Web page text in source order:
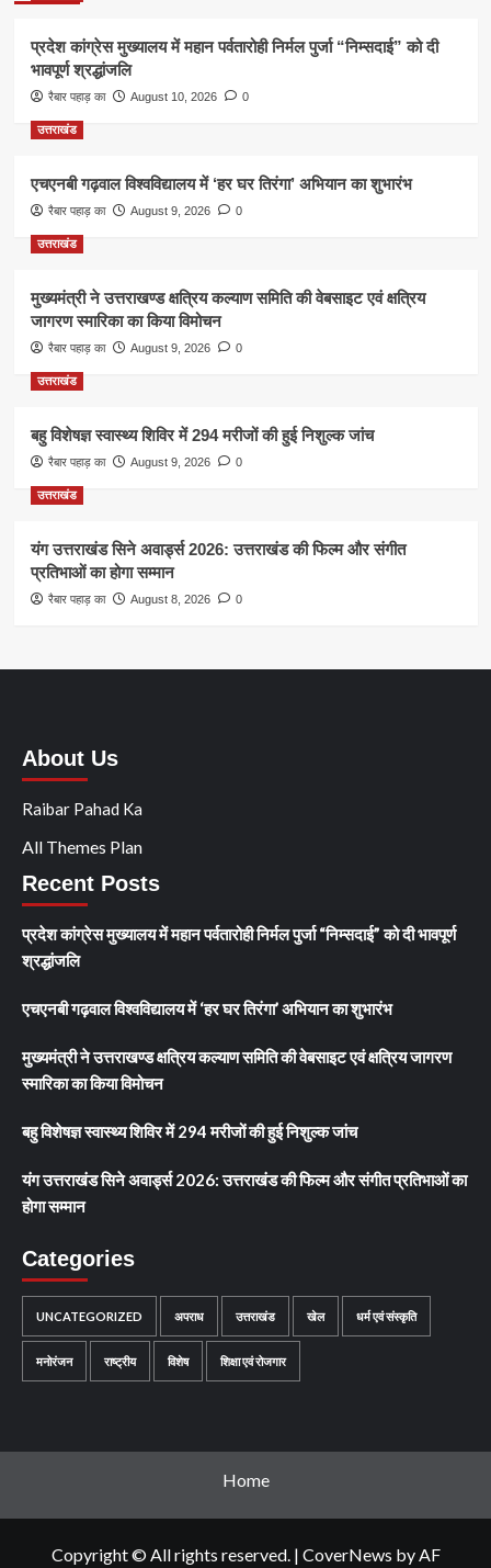
प्रदेश कांग्रेस मुख्यालय में महान पर्वतारोही निर्मल पुर्जा “निम्सदाई” को दी
भावपूर्ण श्रद्धांजलि
रैबार पहाड़ का August 10, 2026 0
उत्तराखंड
एचएनबी गढ़वाल विश्वविद्यालय में ‘हर घर तिरंगा’ अभियान का शुभारंभ
रैबार पहाड़ का August 9, 2026 0
उत्तराखंड
मुख्यमंत्री ने उत्तराखण्ड क्षत्रिय कल्याण समिति की वेबसाइट एवं क्षत्रिय
जागरण स्मारिका का किया विमोचन
रैबार पहाड़ का August 9, 2026 0
उत्तराखंड
बहु विशेषज्ञ स्वास्थ्य शिविर में 294 मरीजों की हुई निशुल्क जांच
रैबार पहाड़ का August 9, 2026 0
उत्तराखंड
यंग उत्तराखंड सिने अवार्ड्स 2026: उत्तराखंड की फिल्म और संगीत
प्रतिभाओं का होगा सम्मान
रैबार पहाड़ का August 8, 2026 0
About Us
Raibar Pahad Ka
All Themes Plan
Recent Posts
प्रदेश कांग्रेस मुख्यालय में महान पर्वतारोही निर्मल पुर्जा “निम्सदाई” को दी भावपूर्ण
श्रद्धांजलि
एचएनबी गढ़वाल विश्वविद्यालय में ‘हर घर तिरंगा’ अभियान का शुभारंभ
मुख्यमंत्री ने उत्तराखण्ड क्षत्रिय कल्याण समिति की वेबसाइट एवं क्षत्रिय जागरण
स्मारिका का किया विमोचन
बहु विशेषज्ञ स्वास्थ्य शिविर में 294 मरीजों की हुई निशुल्क जांच
यंग उत्तराखंड सिने अवार्ड्स 2026: उत्तराखंड की फिल्म और संगीत प्रतिभाओं का
होगा सम्मान
Categories
UNCATEGORIZED अपराध उत्तराखंड खेल धर्म एवं संस्कृति
मनोरंजन राष्ट्रीय विशेष शिक्षा एवं रोजगार
Home
Copyright © All rights reserved. | CoverNews by AF